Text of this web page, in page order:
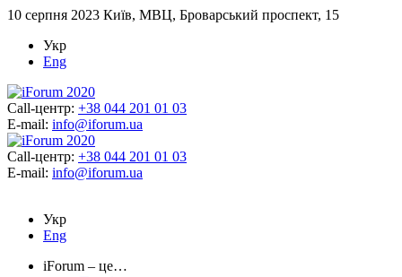
10 серпня 2023 Київ, МВЦ, Броварський проспект, 15
Укр
Eng
Call-центр: +38 044 201 01 03
E-mail: info@iforum.ua
Call-центр: +38 044 201 01 03
E-mail: info@iforum.ua
Укр
Eng
iForum – це…